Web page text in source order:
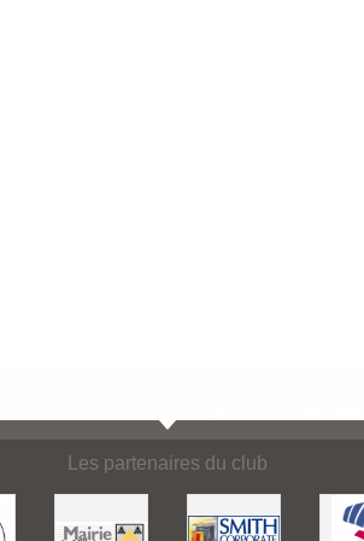
Les partenaires du club